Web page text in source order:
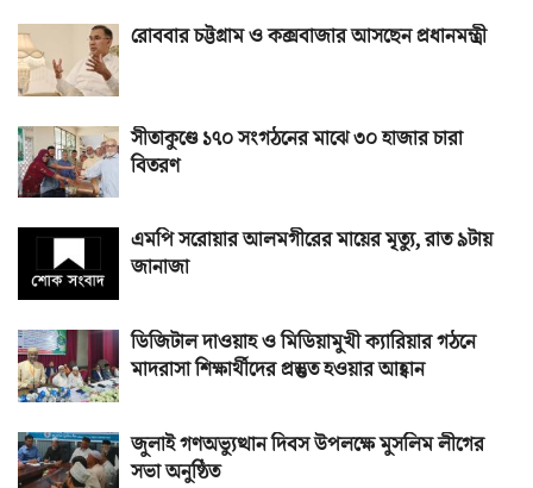
রোববার চট্টগ্রাম ও কক্সবাজার আসছেন প্রধানমন্ত্রী
সীতাকুণ্ডে ১৭০ সংগঠনের মাঝে ৩০ হাজার চারা
বিতরণ
এমপি সরোয়ার আলমগীরের মায়ের মৃত্যু, রাত ৯টায়
জানাজা
ডিজিটাল দাওয়াহ ও মিডিয়ামুখী ক্যারিয়ার গঠনে
মাদরাসা শিক্ষার্থীদের প্রস্তুত হওয়ার আহ্বান
জুলাই গণঅভ্যুত্থান দিবস উপলক্ষে মুসলিম লীগের
সভা অনুষ্ঠিত